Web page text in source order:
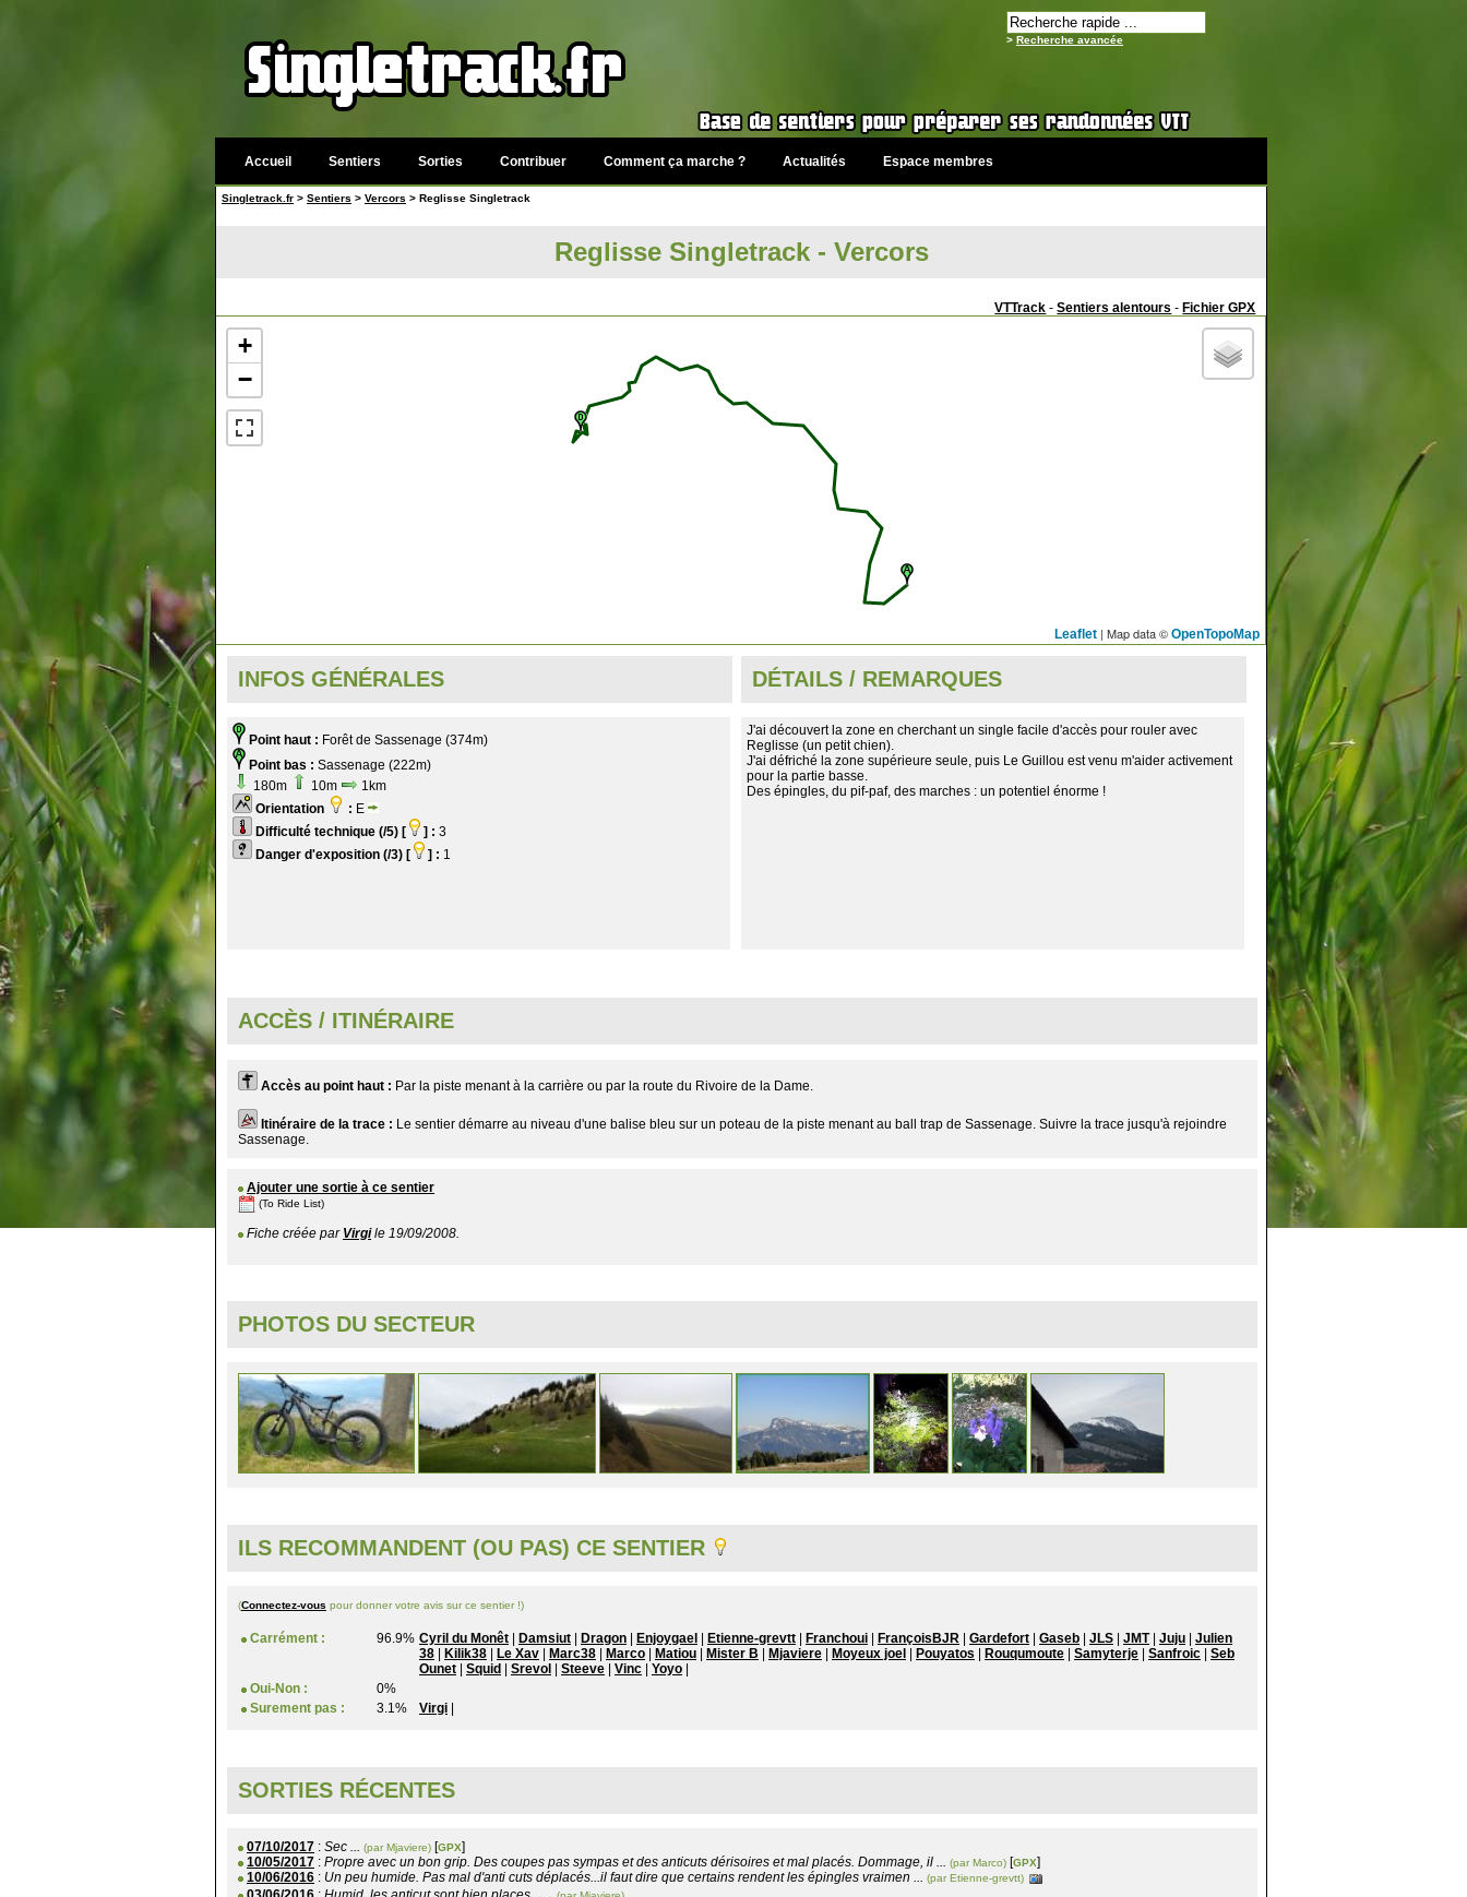
> Recherche avancée
Accueil Sentiers Sorties Contribuer Comment ça marche ? Actualités Espace membres
Singletrack.fr > Sentiers > Vercors > Reglisse Singletrack
Reglisse Singletrack - Vercors
VTTrack -Sentiers alentours -Fichier GPX
+
−
Leaflet | Map data © OpenTopoMap
INFOS GÉNÉRALES
Point haut : Forêt de Sassenage (374m)
Point bas : Sassenage (222m)
180m
10m
1km
Orientation
: E
Difficulté technique (/5) [
] : 3
Danger d'exposition (/3) [
] : 1
DÉTAILS / REMARQUES
J'ai découvert la zone en cherchant un single facile d'accès pour rouler avec
Reglisse (un petit chien).
J'ai défriché la zone supérieure seule, puis Le Guillou est venu m'aider activement
pour la partie basse.
Des épingles, du pif-paf, des marches : un potentiel énorme !
ACCÈS / ITINÉRAIRE
Accès au point haut : Par la piste menant à la carrière ou par la route du Rivoire de la Dame.
Itinéraire de la trace : Le sentier démarre au niveau d'une balise bleu sur un poteau de la piste menant au ball trap de Sassenage. Suivre la trace jusqu'à rejoindre
Sassenage.
Ajouter une sortie à ce sentier
(To Ride List)
Fiche créée par Virgile 19/09/2008.
PHOTOS DU SECTEUR
ILS RECOMMANDENT (OU PAS) CE SENTIER
(Connectez-vous pour donner votre avis sur ce sentier !)
Carrément : 96.9% Cyril du Monêt Damsiut Dragon Enjoygael Etienne-grevtt Franchoui FrançoisBJR Gardefort Gaseb JLS JMT| Juju
Julien
38
Kilik38 Le Xav Marc38 Marco Matiou Mister B Mjaviere Moyeux joel Pouyatos Rouqumoute Samyterje Sanfroic
Seb
Ounet
Squid Srevol Steeve Vinc Yoyo
Oui-Non :
0%
Surement pas :
3.1% Virgi
SORTIES RÉCENTES
07/10/2017 : Sec ... (par Mjaviere) [GPX]
10/05/2017 : Propre avec un bon grip. Des coupes pas sympas et des anticuts dérisoires et mal placés. Dommage, il ... (par Marco) [GPX]
10/06/2016 : Un peu humide. Pas mal d'anti cuts déplacés...il faut dire que certains rendent les épingles vraimen ... (par Etienne-grevtt)